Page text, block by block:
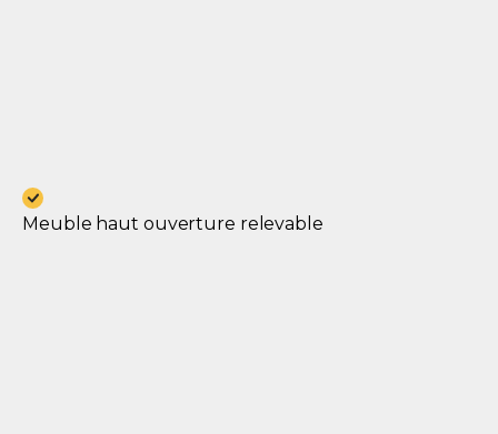
Meuble haut ouverture relevable